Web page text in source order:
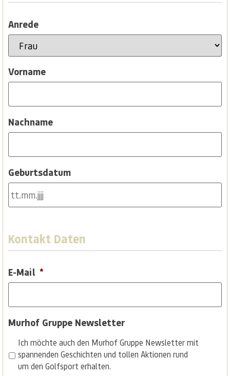
Anrede
Vorname
Nachname
Geburtsdatum
Kontakt Daten
E-Mail *
Murhof Gruppe Newsletter
Ich möchte auch den Murhof Gruppe Newsletter mit
spannenden Geschichten und tollen Aktionen rund
um den Golfsport erhalten.